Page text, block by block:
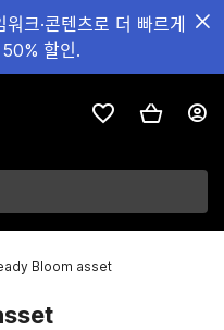
크·콘텐츠로 더 빠르게
할인.
Bloom asset